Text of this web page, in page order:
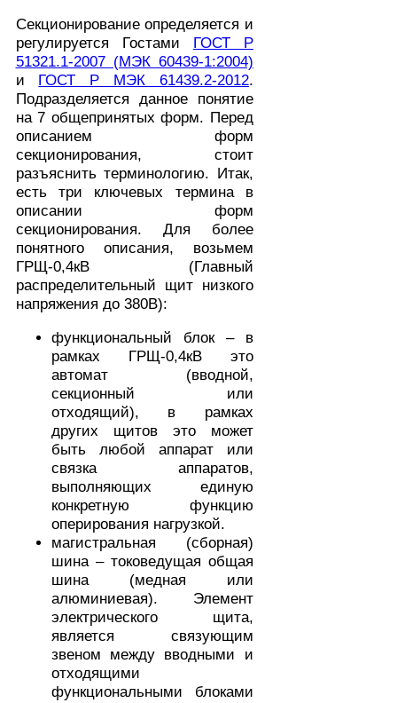
Секционирование определяется и
регулируется Гостами ГОСТ Р
51321.1-2007 (МЭК 60439-1:2004)
и ГОСТ Р МЭК 61439.2-2012.
Подразделяется данное понятие
на 7 общепринятых форм. Перед
описанием форм
секционирования, стоит
разъяснить терминологию. Итак,
есть три ключевых термина в
описании форм
секционирования. Для более
понятного описания, возьмем
ГРЩ-0,4кВ (Главный
распределительный щит низкого
напряжения до 380В):
функциональный блок – в
рамках ГРЩ-0,4кВ это
автомат (вводной,
секционный или
отходящий), в рамках
других щитов это может
быть любой аппарат или
связка аппаратов,
выполняющих единую
конкретную функцию
оперирования нагрузкой.
магистральная (сборная)
шина – токоведущая общая
шина (медная или
алюминиевая). Элемент
электрического щита,
является связующим
звеном между вводными и
отходящими
функциональными блоками